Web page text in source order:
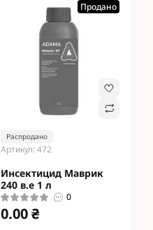
Продано
Распродано
Артикул: 472
Инсектицид Маврик
240 в.е 1 л
0
0.00 ₴